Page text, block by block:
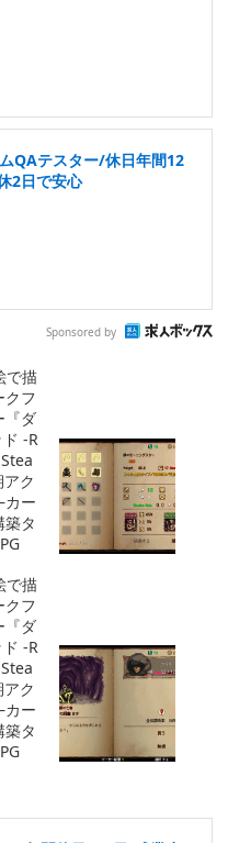
QAテスター/休日年間12
2日で安心
Sponsored by